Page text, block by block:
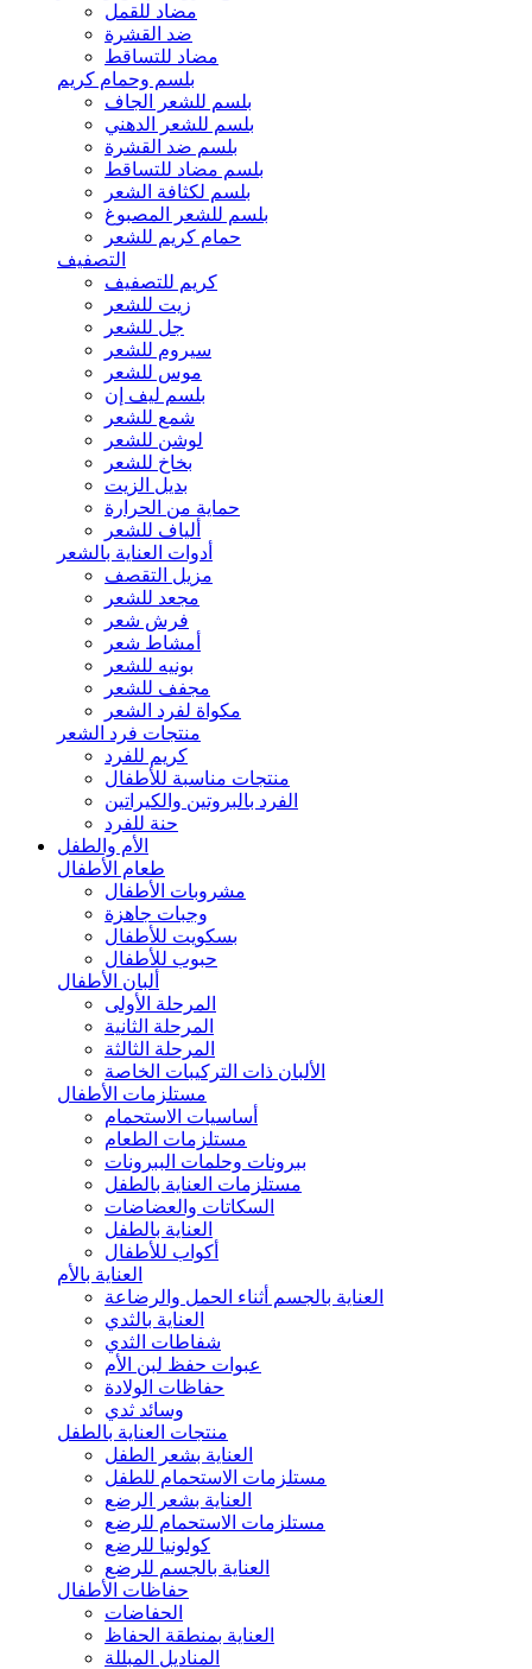
مضاد للقمل
ضد القشرة
مضاد للتساقط
بلسم وحمام كريم
بلسم للشعر الجاف
بلسم للشعر الدهني
بلسم ضد القشرة
بلسم مضاد للتساقط
بلسم لكثافة الشعر
بلسم للشعر المصبوغ
حمام كريم للشعر
التصفيف
كريم للتصفيف
زيت للشعر
جل للشعر
سيروم للشعر
موس للشعر
بلسم ليف إن
شمع للشعر
لوشن للشعر
بخاخ للشعر
بديل الزيت
حماية من الحرارة
ألياف للشعر
أدوات العناية بالشعر
مزيل التقصف
مجعد للشعر
فرش شعر
أمشاط شعر
بونيه للشعر
مجفف للشعر
مكواة لفرد الشعر
منتجات فرد الشعر
كريم للفرد
منتجات مناسبة للأطفال
الفرد بالبروتين والكيراتين
حنة للفرد
الأم والطفل
طعام الأطفال
مشروبات الأطفال
وجبات جاهزة
بسكويت للأطفال
حبوب للأطفال
ألبان الأطفال
المرحلة الأولى
المرحلة الثانية
المرحلة الثالثة
الألبان ذات التركيبات الخاصة
مستلزمات الأطفال
أساسيات الاستحمام
مستلزمات الطعام
ببرونات وحلمات الببرونات
مستلزمات العناية بالطفل
السكاتات والعضاضات
العناية بالطفل
أكواب للأطفال
العناية بالأم
العناية بالجسم أثناء الحمل والرضاعة
العناية بالثدي
شفاطات الثدي
عبوات حفظ لبن الأم
حفاظات الولادة
وسائد ثدي
منتجات العناية بالطفل
العناية بشعر الطفل
مستلزمات الاستحمام للطفل
العناية بشعر الرضع
مستلزمات الاستحمام للرضع
كولونيا للرضع
العناية بالجسم للرضع
حفاظات الأطفال
الحفاضات
العناية بمنطقة الحفاظ
المناديل المبللة